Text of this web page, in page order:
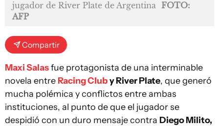
jugador de River Plate de Argentina FOTO:
AFP
Compartir
Maxi Salasfue protagonista de una interminable
novela entreRacing Cluby River Plate, que generó
mucha polémica y conflictos entre ambas
instituciones, al punto de que el jugador se
despidió con un duro mensaje contra Diego Milito,